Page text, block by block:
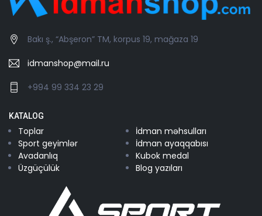
Bakı ş., “Abşeron” TM, korpus 19, mağaza 19
idmanshop@mail.ru
+994 99 334 23 29
KATALOG
Toplar
İdman məhsulları
Sport geyimlər
İdman ayaqqabısı
Avadanlıq
Kubok medal
Üzgüçülük
Blog yazıları